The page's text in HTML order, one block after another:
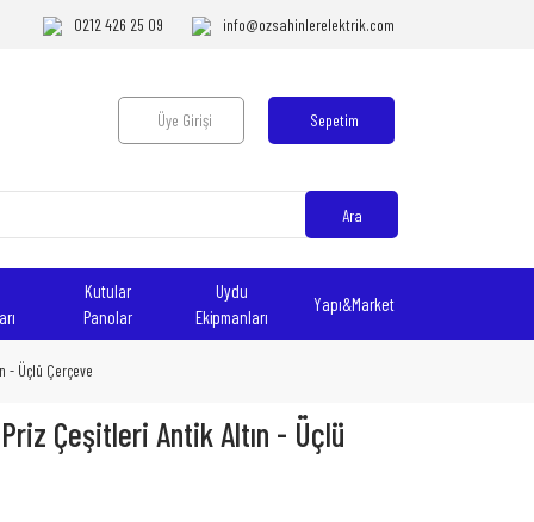
0212 426 25 09 info@ozsahinlerelektrik.com
Üye Girişi Sepetim
Ara
Kutular
Panolar
Uydu
Ekipmanları
Yapı&Market
- Üçlü Çerçeve
Çeşitleri Antik Altın - Üçlü